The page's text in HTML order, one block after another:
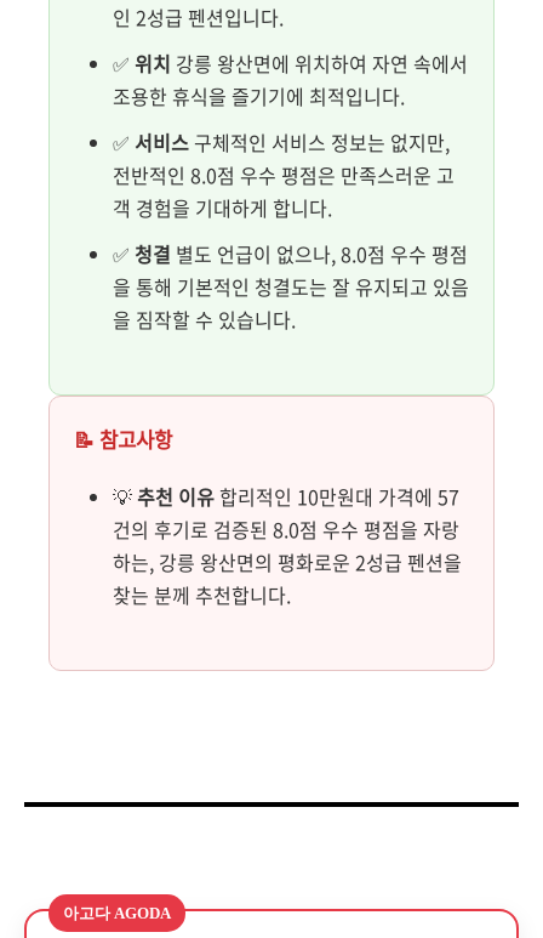
인 2성급 펜션입니다.
✅ 위치 강릉 왕산면에 위치하여 자연 속에서
조용한 휴식을 즐기기에 최적입니다.
✅ 서비스구체적인 서비스 정보는 없지만,
전반적인 8.0점 우수 평점은 만족스러운 고
객 경험을 기대하게 합니다.
✅ 청결 별도 언급이 없으나, 8.0점 우수 평점
을 통해 기본적인 청결도는 잘 유지되고 있음
을 짐작할 수 있습니다.
📝 참고사항
💡추천 이유 합리적인 10만원대 가격에 57
건의 후기로 검증된 8.0점 우수 평점을 자랑
하는, 강릉 왕산면의 평화로운 2성급 펜션을
찾는 분께 추천합니다.
아고다 AGODA